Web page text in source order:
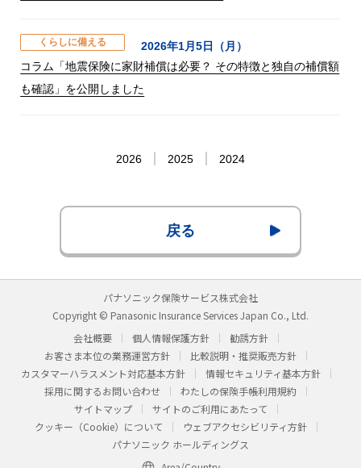
くらしに備える
2026年1月5日（月）
コラム「地震保険に家財補償は必要？ その特徴と独自の補償額
も確認」を公開しました
2026 2025 2024
戻る
パナソニック保険サービス株式会社
Copyright © Panasonic Insurance Services Japan Co., Ltd.
会社概要
個人情報保護方針
勧誘方針
お客さま本位の業務運営方針
比較説明・推奨販売方針
カスタマーハラスメント対応基本方針
情報セキュリティ基本方針
採用に関するお問い合わせ
わたしの保険手帳利用規約
サイトマップ
サイトのご利用にあたって
クッキー（Cookie）について
ウェブアクセシビリティ方針
パナソニック ホールディングス